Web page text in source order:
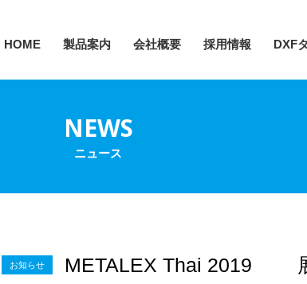
HOME 製品案内 会社概要 採用情報 DXF
NEWS
ニュース
お知らせ METALEX Thai 2019